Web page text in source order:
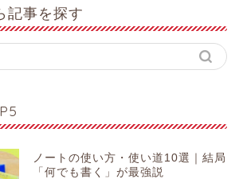
記事を探す
ノートの使い方・使い道10選｜結局
「何でも書く」が最強説